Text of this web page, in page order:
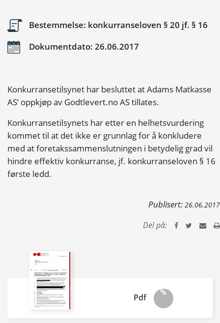
Bestemmelse: konkurranseloven § 20 jf. § 16
Dokumentdato: 26.06.2017
Konkurransetilsynet har besluttet at Adams Matkasse
AS’ oppkjøp av Godtlevert.no AS tillates.
Konkurransetilsynets har etter en helhetsvurdering
kommet til at det ikke er grunnlag for å konkludere
med at foretakssammenslutningen i betydelig grad vil
hindre effektiv konkurranse, jf. konkurranseloven § 16
første ledd.
Publisert: 26.06.2017
Del på:
Pdf